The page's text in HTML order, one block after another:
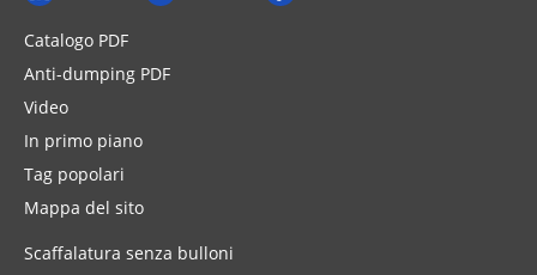
Catalogo PDF
Anti-dumping PDF
Video
In primo piano
Tag popolari
Mappa del sito
Scaffalatura senza bulloni